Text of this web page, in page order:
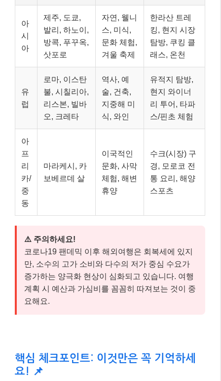
아
시
아
제주, 도쿄,
발리, 하노이,
방콕, 푸꾸옥,
삿포로
자연, 웰니
스, 미식,
문화 체험,
겨울 축제
한라산 트레
킹, 현지 시장
탐방, 쿠킹 클
래스, 온천
유
럽
로마, 이스탄
불, 시칠리아,
리스본, 빌바
오, 크레타
역사, 예
술, 건축,
지중해 미
식, 와인
유적지 탐방,
현지 와이너
리 투어, 타파
스/핀초 체험
아
프
리
카/
중
동
마라케시, 카
보베르데 살
이국적인
문화, 사막
체험, 해변
휴양
수크(시장) 구
경, 모로코 전
통 요리, 해양
스포츠
⚠️ 주의하세요!
코로나19 팬데믹 이후 해외여행은 회복세에 있지
만, 소수의 고가 소비와 다수의 저가 중심 수요가
증가하는 양극화 현상이 심화되고 있습니다. 여행
계획 시 예산과 가심비를 꼼꼼히 따져보는 것이 중
요해요.
핵심 체크포인트: 이것만은 꼭 기억하세
요! 📌